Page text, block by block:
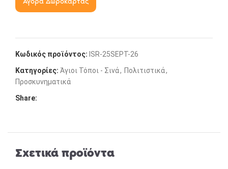
Επώνυμο
Email *
Τηλέφωνο Επικοινωνίας
Κωδικός προϊόντος: ISR-25SEPT-26
Κατηγορίες: Άγιοι Τόποι - Σινά, Πολιτιστικά,
Προσκυνηματικά
Share:
Σχετικά προϊόντα